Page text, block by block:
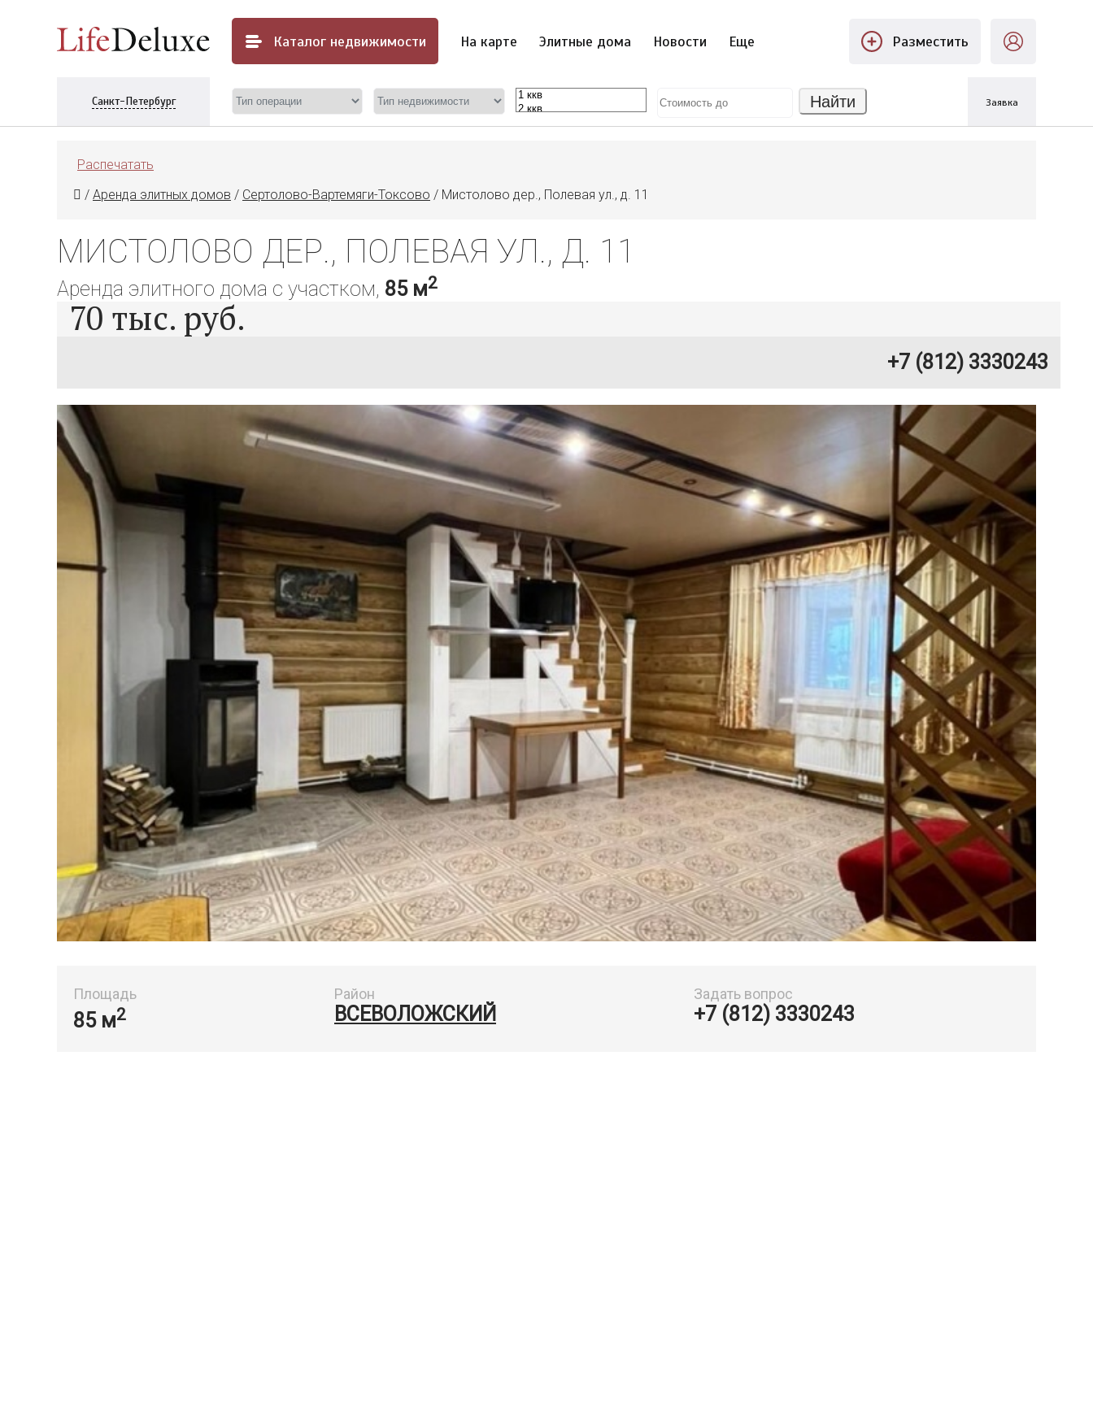
Каталог недвижимости На карте Элитные дома Новости Еще Разместить
Санкт-Петербург Найти Заявка
Распечатать
/ Аренда элитных домов / Сертолово-Вартемяги-Токсово / Мистолово дер., Полевая ул., д. 11
МИСТОЛОВО ДЕР., ПОЛЕВАЯ УЛ., Д. 11
Аренда элитного дома с участком, 85 м2
70 тыс. руб.
+7 (812) 3330243
Площадь
85 м2
Район
ВСЕВОЛОЖСКИЙ
Задать вопрос
+7 (812) 3330243